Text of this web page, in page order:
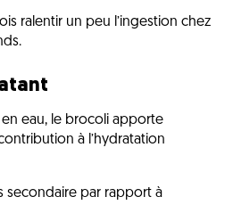
ralentir un peu l’ingestion chez
eau, le brocoli apporte
à l’hydratation
secondaire par rapport à